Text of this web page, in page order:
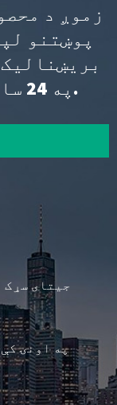
زموږ د
پوښتنو
په 24 ساعتونو کې اړیکه ونیسو.
جیتای سړک